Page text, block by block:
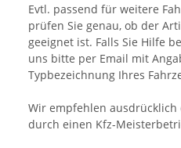
Evtl. passend für weitere
prüfen Sie genau, ob der
geeignet ist. Falls Sie Hilfe
uns bitte per Email mit
Typbezeichnung Ihres
Wir empfehlen
durch einen Kfz-